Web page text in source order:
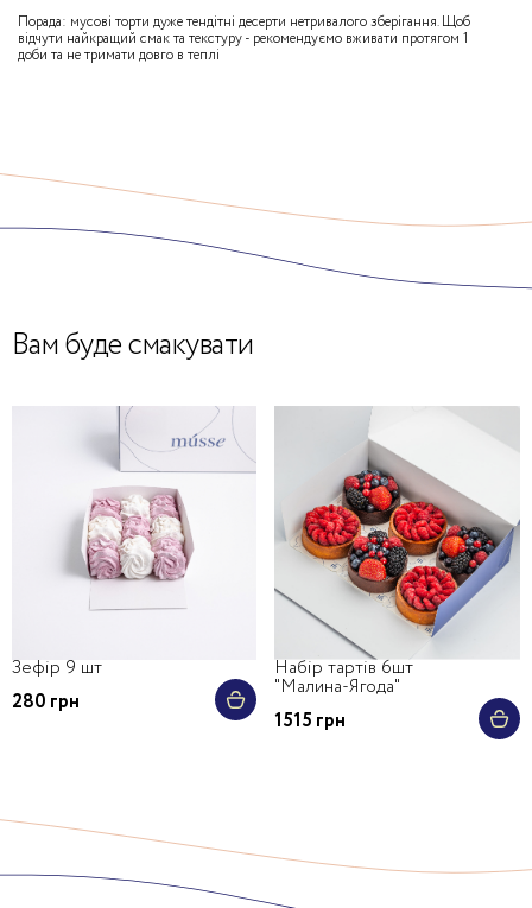
Порада: мусові торти дуже тендітні десерти нетривалого зберігання. Щоб
відчути найкращий смак та текстуру - рекомендуємо вживати протягом 1
доби та не тримати довго в теплі
Вам буде смакувати
Зефір 9 шт
280 грн
Набір тартів 6шт
"Малина-Ягода"
1515 грн